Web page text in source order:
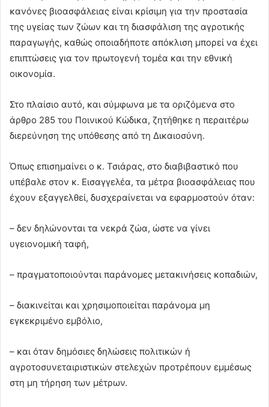
κανόνες βιοασφάλειας είναι κρίσιμη για την προστασία
της υγείας των ζώων και τη διασφάλιση της αγροτικής
παραγωγής, καθώς οποιαδήποτε απόκλιση μπορεί να έχει
επιπτώσεις για τον πρωτογενή τομέα και την εθνική
οικονομία.
Στο πλαίσιο αυτό, και σύμφωνα με τα οριζόμενα στο
άρθρο 285 του Ποινικού Κώδικα, ζητήθηκε η περαιτέρω
διερεύνηση της υπόθεσης από τη Δικαιοσύνη.
Όπως επισημαίνει ο κ. Τσιάρας, στο διαβιβαστικό που
υπέβαλε στον κ. Εισαγγελέα, τα μέτρα βιοασφάλειας που
έχουν εξαγγελθεί, δυσχεραίνεται να εφαρμοστούν όταν:
– δεν δηλώνονται τα νεκρά ζώα, ώστε να γίνει
υγειονομική ταφή,
– πραγματοποιούνται παράνομες μετακινήσεις κοπαδιών,
– διακινείται και χρησιμοποιείται παράνομα μη
εγκεκριμένο εμβόλιο,
– και όταν δημόσιες δηλώσεις πολιτικών ή
αγροτοσυνεταιριστικών στελεχών προτρέπουν εμμέσως
στη μη τήρηση των μέτρων.